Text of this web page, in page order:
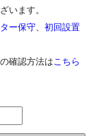
います。
ー保守
初回設置
確認方法は こちら